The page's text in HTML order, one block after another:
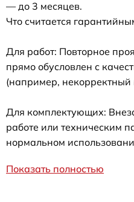
— до 3 месяцев.
Что считается
Для работ: Повторное
прямо обусловлен с
(например, некорректный
Для комплектующих:
работе или техническим
нормальном
Показать полностью